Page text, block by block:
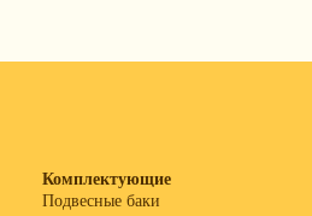
Комплектующие
Подвесные баки